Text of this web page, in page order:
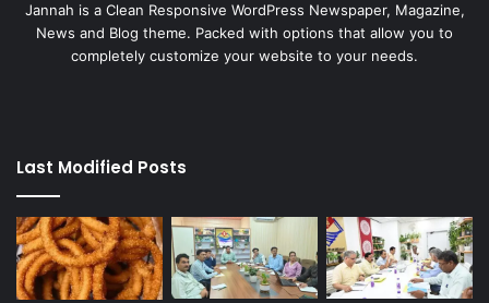
Jannah is a Clean Responsive WordPress Newspaper, Magazine,
News and Blog theme. Packed with options that allow you to
completely customize your website to your needs.
Last Modified Posts